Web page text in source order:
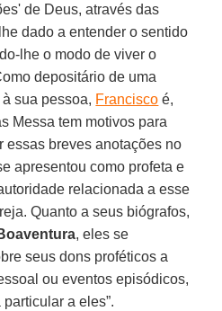
de Deus, através das
dado a entender o sentido
lhe o modo de viver o
depositário de uma
sua pessoa, Francisco é,
Messa tem motivos para
essas breves anotações no
apresentou como profeta e
relacionada a esse
Quanto a seus biógrafos,
, eles se
seus dons proféticos a
ou eventos episódicos,
a eles”.